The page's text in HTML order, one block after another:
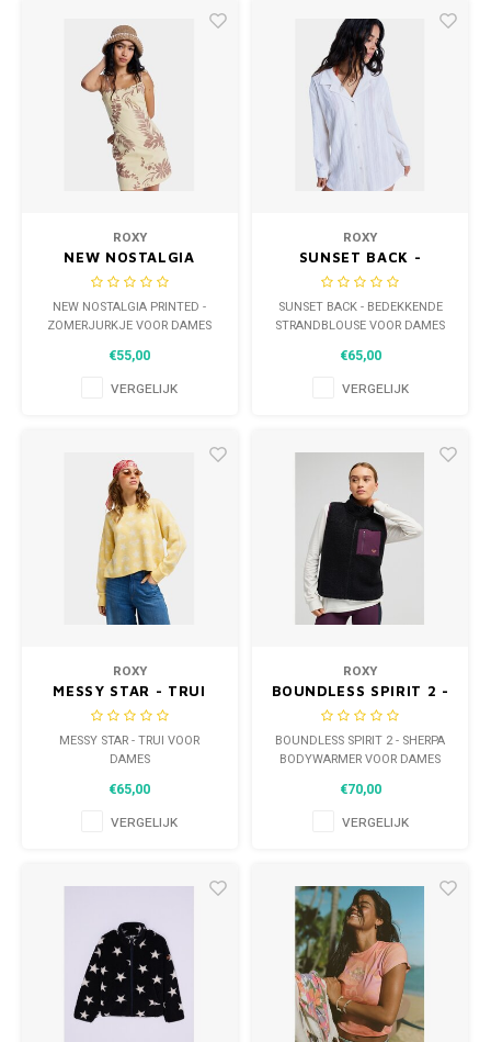
ROXY
NEW NOSTALGIA
PRINTED -
ZOMERJURKJE VOOR
DAMES
NEW NOSTALGIA PRINTED -
ZOMERJURKJE VOOR DAMES
€55,00
VERGELIJK
ROXY
SUNSET BACK -
BEDEKKENDE
STRANDBLOUSE VOOR
DAMES
SUNSET BACK - BEDEKKENDE
STRANDBLOUSE VOOR DAMES
€65,00
VERGELIJK
ROXY
MESSY STAR - TRUI
VOOR DAMES
MESSY STAR - TRUI VOOR
DAMES
€65,00
VERGELIJK
ROXY
BOUNDLESS SPIRIT 2 -
SHERPA BODYWARMER
VOOR DAMES
BOUNDLESS SPIRIT 2 - SHERPA
BODYWARMER VOOR DAMES
€70,00
VERGELIJK